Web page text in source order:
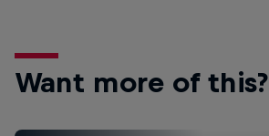
Want more of this?